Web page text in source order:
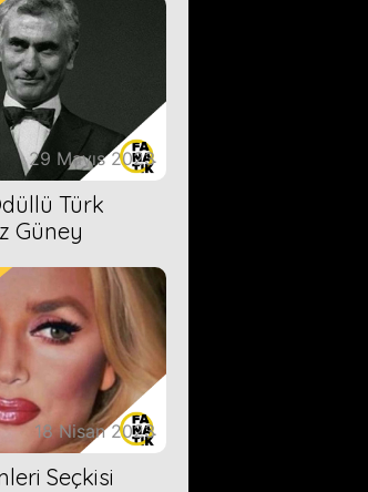
29 Mayıs 2023
Türk
Güney
18 Nisan 2023
Seçkisi